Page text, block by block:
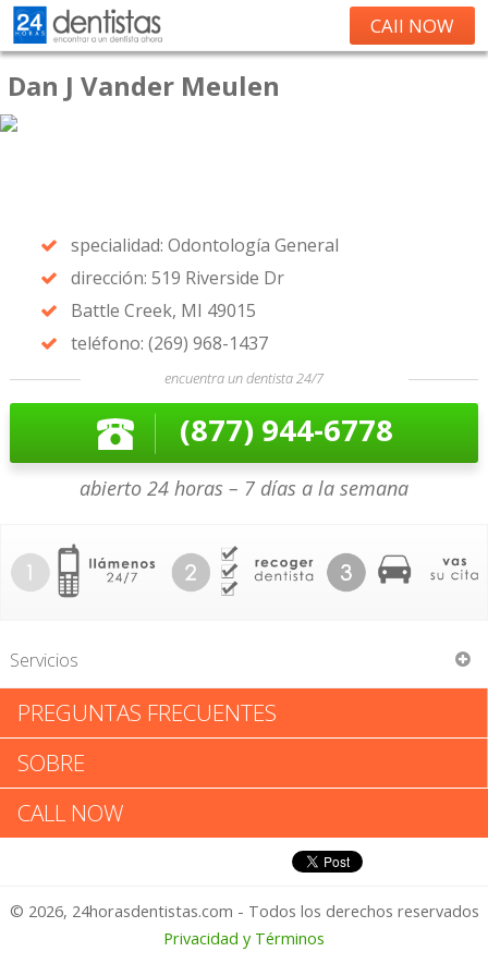
CAll NOW
Dan J Vander Meulen
specialidad: Odontología General
dirección: 519 Riverside Dr
Battle Creek, MI 49015
teléfono: (269) 968-1437
encuentra un dentista 24/7
(877) 944-6778
abierto 24 horas – 7 días a la semana
Servicios
Dan J Vander Meulen
Dan J Vander Meulen: Califica
tu Experiencia
1 – No Feliz
PREGUNTAS FRECUENTES
SOBRE
CALL NOW
© 2026, 24horasdentistas.com - Todos los derechos reservados
Privacidad y Términos